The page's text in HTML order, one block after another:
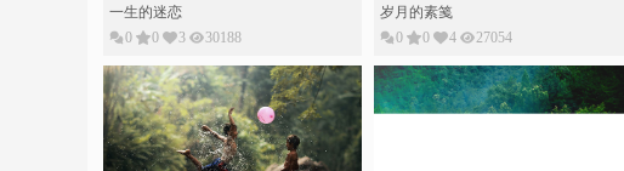
一生的迷恋
0
0 3 30188
岁月的素䇳
0
0 4 27054